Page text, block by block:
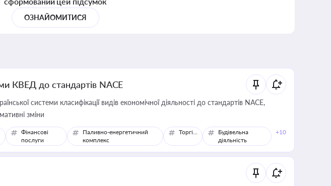
ОЗНАЙОМИТИСЯ
КВЕД до стандартів NACE
системи класифікації видів економічної діяльності до стандартів NACE,
зміни
Фінансові
послуги
Паливно-енергетичний
комплекс
Торгівля
Будівельна
діяльність
+10